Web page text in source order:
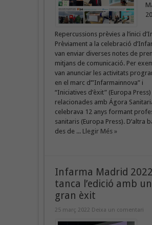
Repercussions prèvies a l’inici
Prèviament a la celebració
van enviar diverses notes de
mitjans de comunicació. Per
van anunciar les activitats
en el marc d’”Infarmainnova” i
“Iniciatives d’èxit” (Europa
relacionades amb Ágora
celebrava 12 anys formant
sanitaris (Europa Press). D’altra
des de ... Llegir Més »
Infarma Madrid 2022
tanca l’edició amb un
gran èxit
25 març 2022 Deixa un comentari